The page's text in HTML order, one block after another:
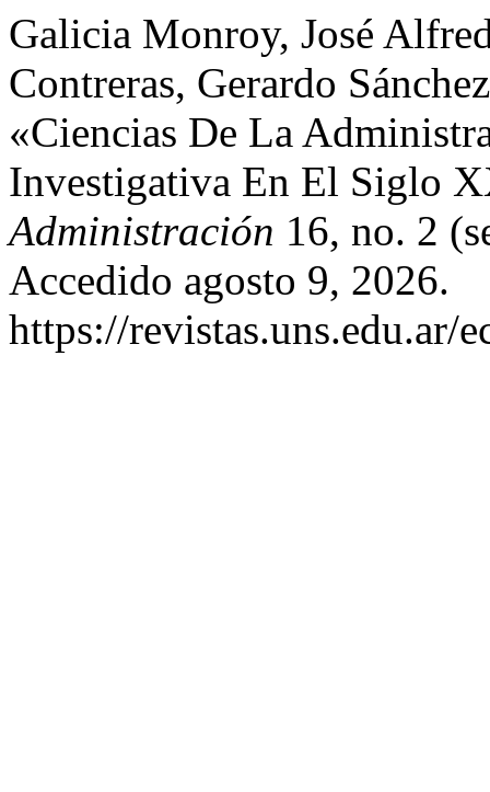
Galicia Monroy, José
Contreras, Gerardo
«Ciencias De La
Investigativa En El Siglo
Administración 16, no. 2
Accedido agosto 9, 2026.
https://revistas.uns.edu.ar/